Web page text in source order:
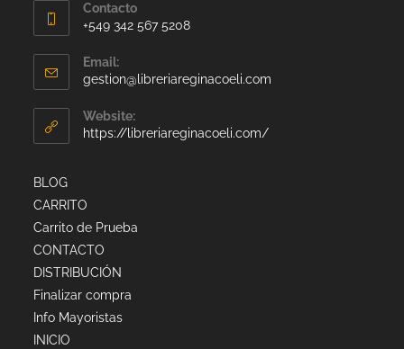
Contacto
+549 342 567 5208
Email:
gestion@libreriareginacoeli.com
Website:
https://libreriareginacoeli.com/
BLOG
CARRITO
Carrito de Prueba
CONTACTO
DISTRIBUCIÓN
Finalizar compra
Info Mayoristas
INICIO